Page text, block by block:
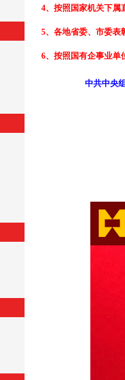
4、按照国家机关下属
5、各地省委、市委表
6、按照国有企事业单
中共中央